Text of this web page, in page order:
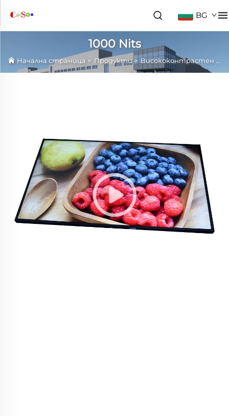
BG
1000 Nits
Начална страница > Продукти>Висококонтрастен LCD панел